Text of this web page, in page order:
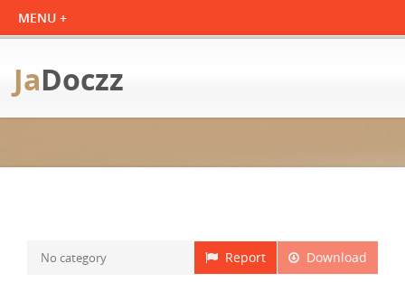
JaDoczz
Download
Report
No category